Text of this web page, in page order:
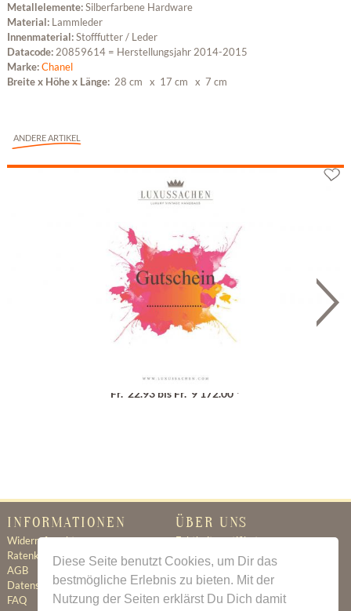
Diese Seite benutzt Cookies, um Dir das
bestmögliche Erlebnis zu bieten. Mit der
Nutzung der Seiten erklärst Du Dich damit
Metallelemente:Silberfarbene Hardware
Material: Lammleder
Innenmaterial:Stofffutter / Leder
Datacode: 20859614 = Herstellungsjahr 2014-2015
Marke:Chanel
Breite x Höhe x Länge: 28 cm x 17 cm x 7 cm
ANDERE ARTIKEL
Geschenkgutschein
Fr. 22.93 bis Fr. 9'172.00 *
INFORMATIONEN
Widerrufsrecht
Ratenkauf
AGB
Datenschutz
FAQ
ÜBER UNS
Echtheitszertifikat
Ratenkauf
Newsletter
Kontakt
Jobs